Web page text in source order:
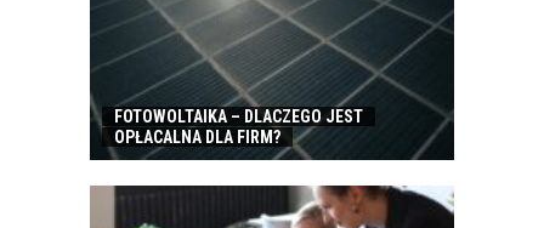
FOTOWOLTAIKA – DLACZEGO JEST
OPŁACALNA DLA FIRM?